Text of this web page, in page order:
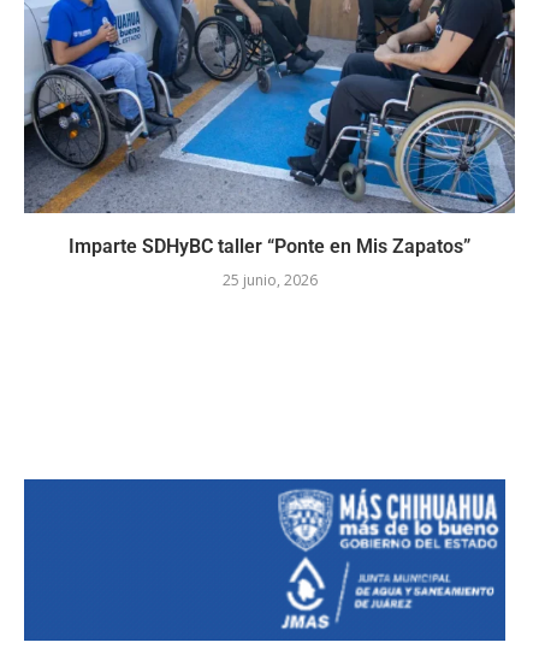
Imparte SDHyBC taller “Ponte en Mis Zapatos”
25 junio, 2026